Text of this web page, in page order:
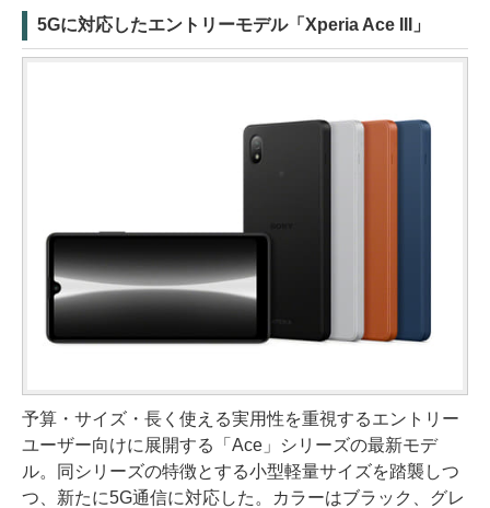
5Gに対応したエントリーモデル「Xperia Ace III」
予算・サイズ・長く使える実用性を重視するエントリー
ユーザー向けに展開する「Ace」シリーズの最新モデ
ル。同シリーズの特徴とする小型軽量サイズを踏襲しつ
つ、新たに5G通信に対応した。カラーはブラック、グレ